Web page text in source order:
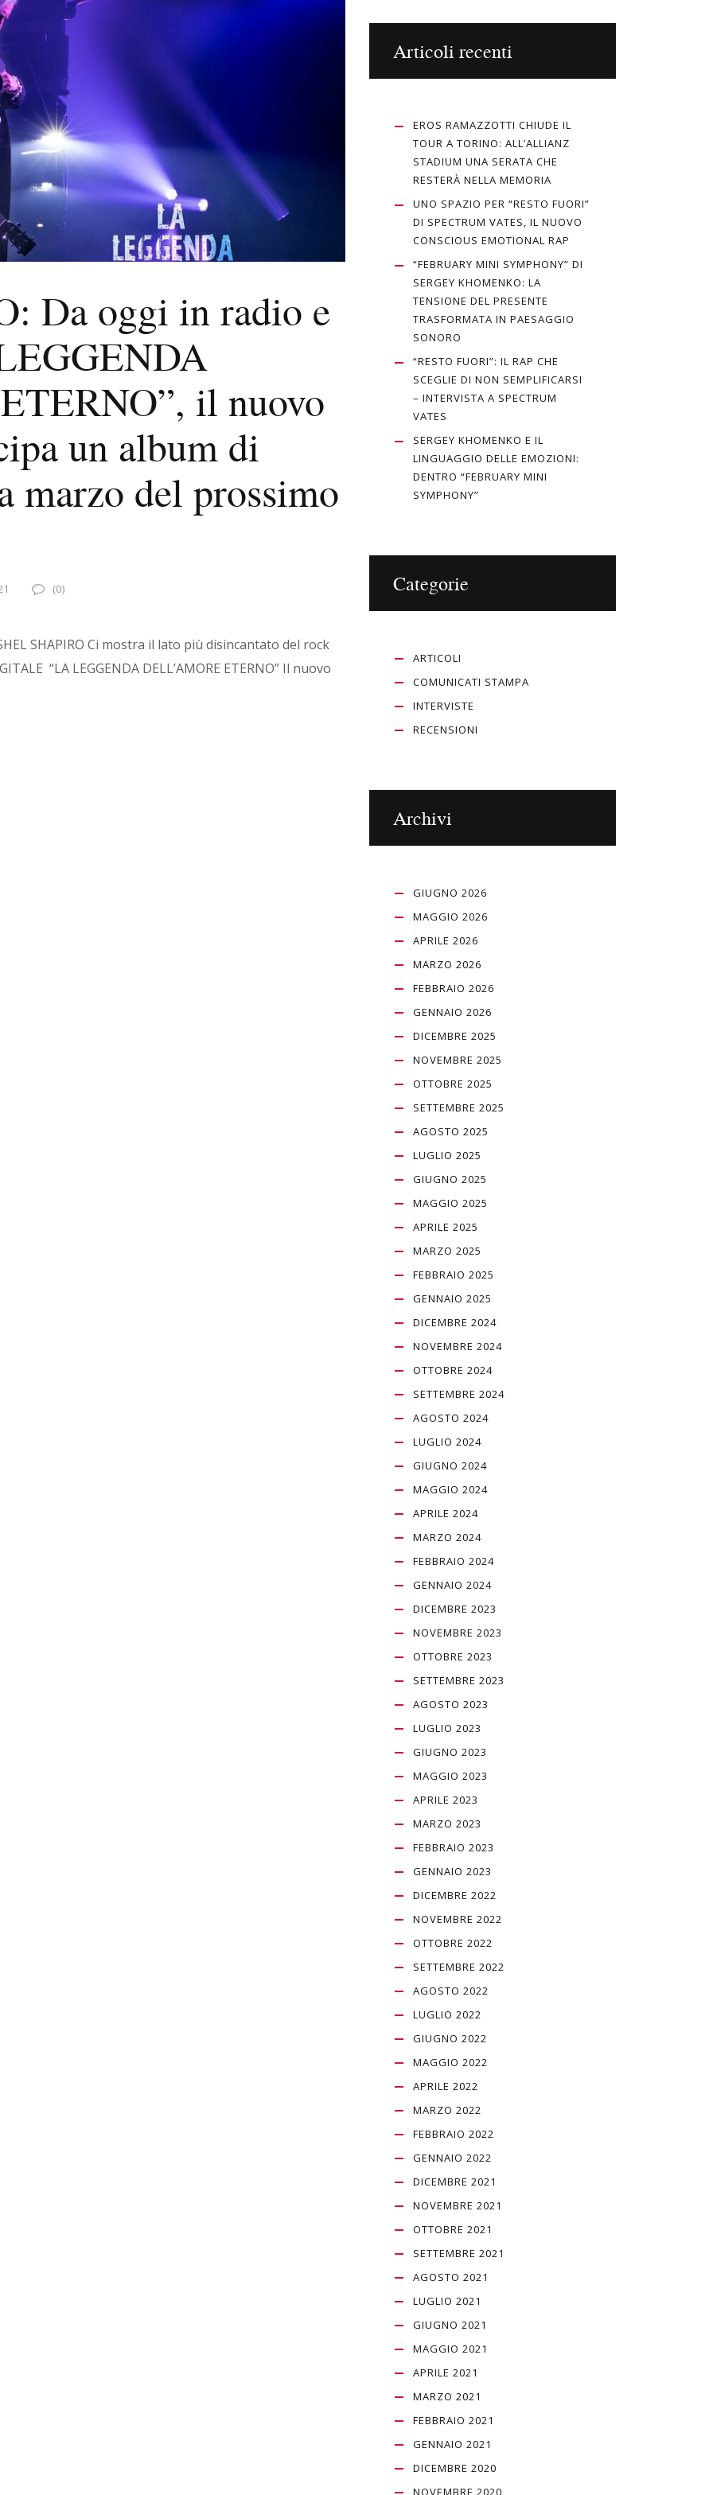
Da oggi in radio e
il nuovo
un album di
marzo del prossimo
(0)
SHAPIRO Ci mostra il lato più disincantato del rock
“LA LEGGENDA DELL’AMORE ETERNO” Il nuovo
Articoli recenti
EROS RAMAZZOTTI CHIUDE IL
TOUR A TORINO: ALL’ALLIANZ
STADIUM UNA SERATA CHE
RESTERÀ NELLA MEMORIA
UNO SPAZIO PER “RESTO FUORI”
DI SPECTRUM VATES, IL NUOVO
CONSCIOUS EMOTIONAL RAP
“FEBRUARY MINI SYMPHONY” DI
SERGEY KHOMENKO: LA
TENSIONE DEL PRESENTE
TRASFORMATA IN PAESAGGIO
SONORO
“RESTO FUORI”: IL RAP CHE
SCEGLIE DI NON SEMPLIFICARSI
– INTERVISTA A SPECTRUM
VATES
SERGEY KHOMENKO E IL
LINGUAGGIO DELLE EMOZIONI:
DENTRO “FEBRUARY MINI
SYMPHONY”
Categorie
ARTICOLI
COMUNICATI STAMPA
INTERVISTE
RECENSIONI
Archivi
GIUGNO 2026
MAGGIO 2026
APRILE 2026
MARZO 2026
FEBBRAIO 2026
GENNAIO 2026
DICEMBRE 2025
NOVEMBRE 2025
OTTOBRE 2025
SETTEMBRE 2025
AGOSTO 2025
LUGLIO 2025
GIUGNO 2025
MAGGIO 2025
APRILE 2025
MARZO 2025
FEBBRAIO 2025
GENNAIO 2025
DICEMBRE 2024
NOVEMBRE 2024
OTTOBRE 2024
SETTEMBRE 2024
AGOSTO 2024
LUGLIO 2024
GIUGNO 2024
MAGGIO 2024
APRILE 2024
MARZO 2024
FEBBRAIO 2024
GENNAIO 2024
DICEMBRE 2023
NOVEMBRE 2023
OTTOBRE 2023
SETTEMBRE 2023
AGOSTO 2023
LUGLIO 2023
GIUGNO 2023
MAGGIO 2023
APRILE 2023
MARZO 2023
FEBBRAIO 2023
GENNAIO 2023
DICEMBRE 2022
NOVEMBRE 2022
OTTOBRE 2022
SETTEMBRE 2022
AGOSTO 2022
LUGLIO 2022
GIUGNO 2022
MAGGIO 2022
APRILE 2022
MARZO 2022
FEBBRAIO 2022
GENNAIO 2022
DICEMBRE 2021
NOVEMBRE 2021
OTTOBRE 2021
SETTEMBRE 2021
AGOSTO 2021
LUGLIO 2021
GIUGNO 2021
MAGGIO 2021
APRILE 2021
MARZO 2021
FEBBRAIO 2021
GENNAIO 2021
DICEMBRE 2020
NOVEMBRE 2020